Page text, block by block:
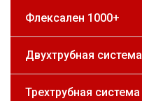
Флексален 1000+
Двухтрубная система
Трехтрубная система